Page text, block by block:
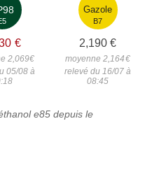
€
2,069€
05/08 à
Gazole
B7
2,190 €
moyenne 2,164€
relevé du 16/07 à
08:45
e85 depuis le